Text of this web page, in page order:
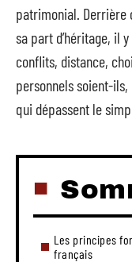
patrimonial. Derrière
sa part d’héritage, il
conflits, distance,
personnels soient-
qui dépassent le
Les principes
français